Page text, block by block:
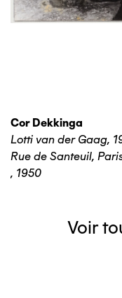
Cor Dekkinga
Lotti van der Gaag,
Rue de Santeuil,
, 1950
Voir